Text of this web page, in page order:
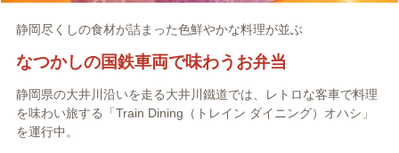
静岡尽くしの食材が詰まった色鮮やかな料理が並ぶ
なつかしの国鉄車両で味わうお弁当
静岡県の大井川沿いを走る大井川鐵道では、レトロな客車で料理
を味わい旅する「Train Dining（トレイン ダイニング）オハシ」
を運行中。